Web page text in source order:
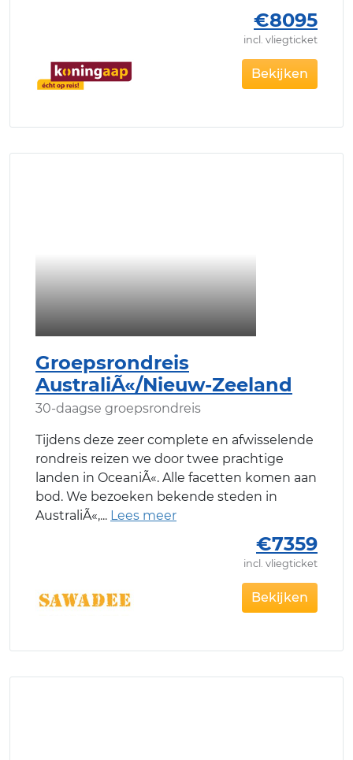
€8095
incl. vliegticket
Bekijken
Groepsrondreis
AustraliÃ«/Nieuw-Zeeland
30-daagse groepsrondreis
Tijdens deze zeer complete en afwisselende
rondreis reizen we door twee prachtige
landen in OceaniÃ«. Alle facetten komen aan
bod. We bezoeken bekende steden in
AustraliÃ«,
€7359
incl. vliegticket
Bekijken